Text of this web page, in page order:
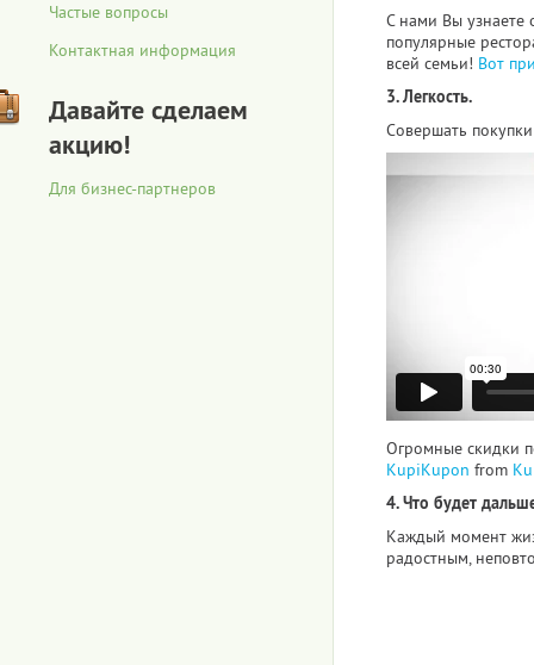
Частые вопросы
Контактная информация
Давайте сделаем
акцию!
Для бизнес-партнеров
С нами Вы узнаете
популярные
всей семьи! Вот
3. Легкость.
Совершать
Огромные скидки
KupiKupon from
4. Что будет
Каждый момент
радостным,